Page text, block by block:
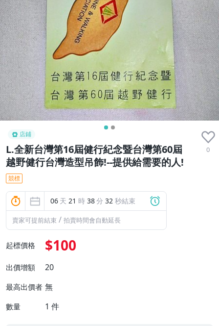
店鋪
L.全新台灣第16屆健行紀念暨台灣第60屆
越野健行台灣造型吊飾!--提供給需要的人!
0
競標
06 天 21 時 38分 31 秒結束
賣家可提前結束 / 拍賣時間會自動延長
起標價格 $100
出價增額 20
最高出價者 無
數量 1 件